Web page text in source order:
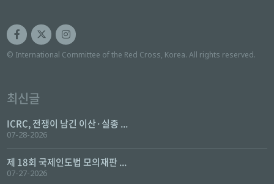
© International Committee of the Red Cross, Korea. All rights reserved.
최신글
ICRC, 전쟁이 남긴 이산·실종 ...
07-28-2026
제 18회 국제인도법 모의재판 ...
07-27-2026